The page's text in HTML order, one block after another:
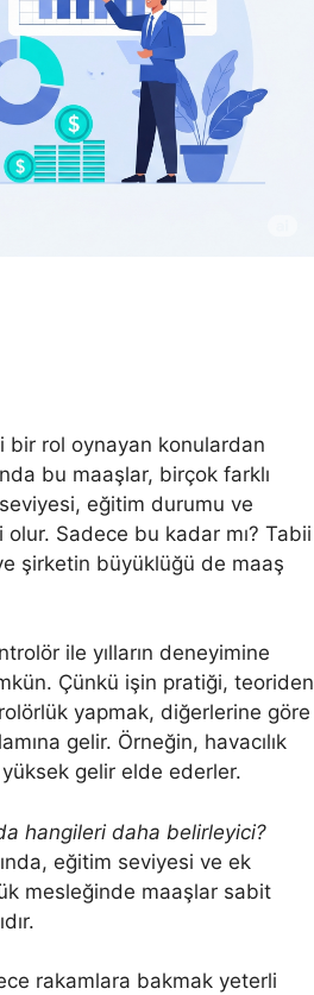
bir rol oynayan konulardan
bu maaşlar, birçok farklı
eğitim durumu ve
Sadece bu kadar mı? Tabii
şirketin büyüklüğü de maaş
ile yılların deneyimine
Çünkü işin pratiği, teoriden
yapmak, diğerlerine göre
gelir. Örneğin, havacılık
gelir elde ederler.
hangileri daha belirleyici?
eğitim seviyesi ve ek
mesleğinde maaşlar sabit
rakamlara bakmak yeterli